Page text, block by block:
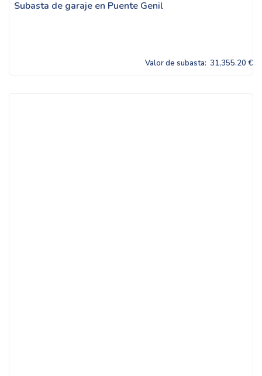
Subasta de garaje en Puente Genil
Valor de subasta: 31,355.20 €